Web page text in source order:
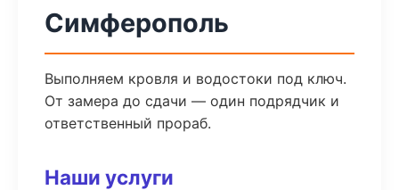
Симферополь
Выполняем кровля и водостоки под ключ.
От замера до сдачи — один подрядчик и
ответственный прораб.
Наши услуги